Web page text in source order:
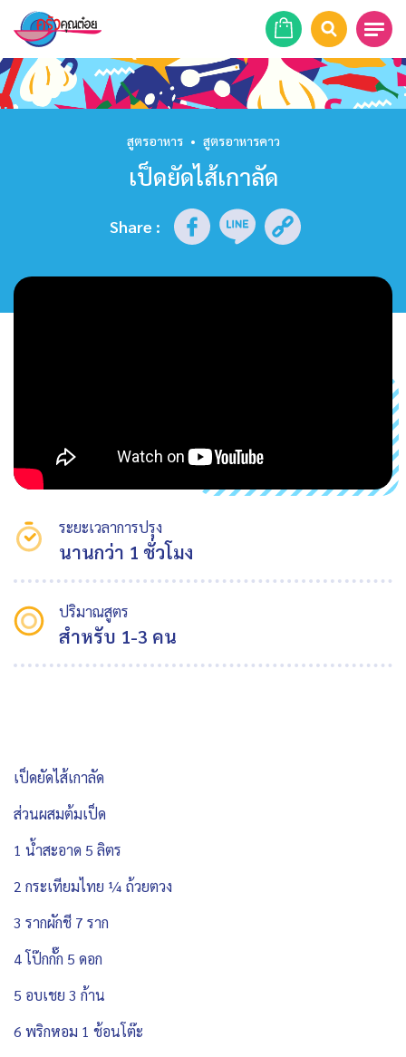
หน้าแรก
รายการย้อนหลัง
สูตรอาหาร • สูตรอาหารคาว
เป็ดยัดไส้เกาลัด
Share :
ระยะเวลาการปรุง
นานกว่า 1 ชั่วโมง
ปริมาณสูตร
สำหรับ 1-3 คน
เป็ดยัดไส้เกาลัด
ส่วนผสมต้มเป็ด
1 น้ำสะอาด 5 ลิตร
2 กระเทียมไทย ¼ ถ้วยตวง
3 รากผักชี 7 ราก
4 โป๊กกั๊ก 5 ดอก
5 อบเชย 3 ก้าน
6 พริกหอม 1 ช้อนโต๊ะ